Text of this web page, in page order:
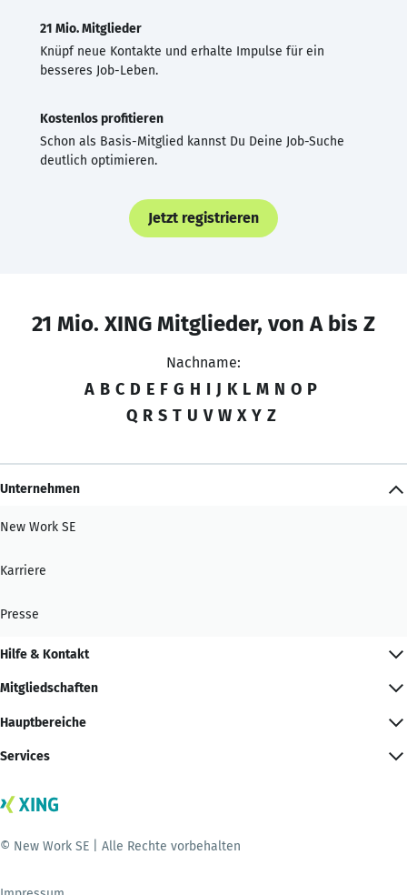
21 Mio. Mitglieder
Knüpf neue Kontakte und erhalte Impulse für ein
besseres Job-Leben.
Kostenlos profitieren
Schon als Basis-Mitglied kannst Du Deine Job-Suche
deutlich optimieren.
Jetzt registrieren
21 Mio. XING Mitglieder, von A bis Z
Nachname:
A B C D E F G H I J K L M N O P
Q R S T U V W X Y Z
Unternehmen
New Work SE
Karriere
Presse
Hilfe & Kontakt
Mitgliedschaften
Hauptbereiche
Services
© New Work SE | Alle Rechte vorbehalten